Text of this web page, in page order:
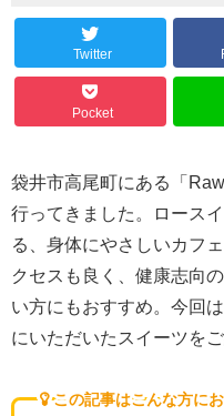
Twitter
Pocket
袋井市高尾町にある「
行ってきました。ロース
る、身体にやさしいカフ
クセスも良く、健康志向
い方にもおすすめ。今回
にいただいたスイーツをご
この記事はこんな方に